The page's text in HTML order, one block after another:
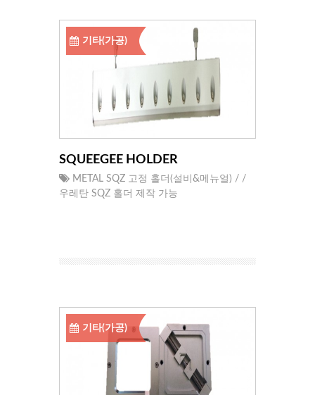
기타(가공)
SQUEEGEE HOLDER
METAL SQZ 고정 홀더(설비&메뉴얼) / /
우레탄 SQZ 홀더 제작 가능
기타(가공)